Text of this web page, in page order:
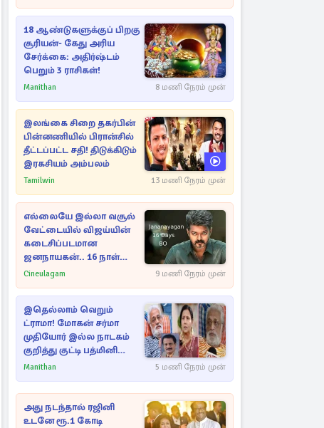
18 ஆண்டுகளுக்குப் பிறகு
சூரியன்- கேது அரிய
சேர்க்கை: அதிர்ஷ்டம்
பெறும் 3 ராசிகள்!
Manithan 8 மணி நேரம் முன்
இலங்கை சிறை தகர்பின்
பின்னணியில் பிரான்சில்
தீட்டப்பட்ட சதி! திடுக்கிடும்
இரகசியம் அம்பலம்
Tamilwin 13 மணி நேரம் முன்
எல்லையே இல்லா வசூல்
வேட்டையில் விஜய்யின்
கடைசிப்படமான
ஜனநாயகன்.. 16 நாள்
பாக்ஸ் ஆபிஸ்
Cineulagam 9 மணி நேரம் முன்
இதெல்லாம் வெறும்
ட்ராமா! மோகன் சர்மா
முதியோர் இல்ல நாடகம்
குறித்து குட்டி பத்மினி
பரபரப்பு பேட்டி
Manithan 5 மணி நேரம் முன்
அது நடந்தால் ரஜினி
உடனே ரூ.1 கோடி